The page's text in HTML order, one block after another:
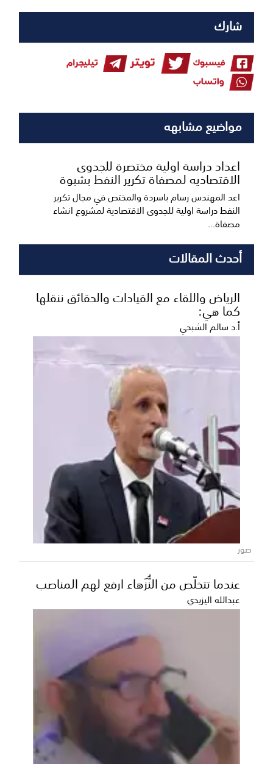
شارك
مواضيع مشابهه
اعداد دراسة اولية مختصرة للجدوى
الاقتصاديه لمصفاة تكرير النفط بشبوة
اعد المهندس رسام باسردة والمختص في مجال تكرير
النفط دراسة اولية للجدوى الاقتصادية لمشروع انشاء
مصفاة...
الكرة الأرضية تشهد كسوفًا كليًا للشمس
اليوم
تشهد الكرة الأرضية، اليوم الإثنين، كسوفًا كليًا للشمس
في الوطن العربي، وسيشاهده الملايين عبر شمال غر...
أحدث المقالات
الرياض واللقاء مع القيادات والحقائق ننقلها
كما هي:
أ.د سالم الشبحي
صور
عندما تتخلّص من النُّزَهاء ارفع لهم المناصب
عبدالله اليزيدي